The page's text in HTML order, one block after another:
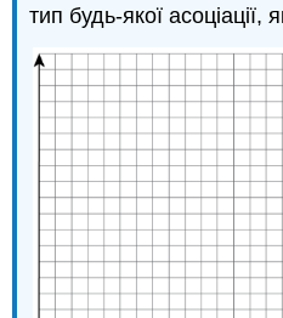
тип будь-якої асоціації,